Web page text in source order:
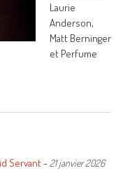
Laurie
Anderson,
Matt Berninger
et Perfume
Servant- 21 janvier 2026